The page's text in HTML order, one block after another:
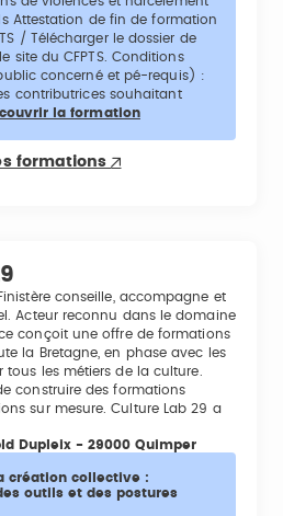
Attestation de fin de formation
/ Télécharger le dossier de
site du CFPTS. Conditions
concerné et pé-requis) :
contributrices souhaitant
la formation
formations
conseille, accompagne et
Acteur reconnu dans le domaine
conçoit une offre de formations
la Bretagne, en phase avec les
tous les métiers de la culture.
construire des formations
sur mesure. Culture Lab 29 a
Dupleix - 29000 Quimper
création collective :
outils et des postures